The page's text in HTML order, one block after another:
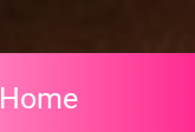
Home